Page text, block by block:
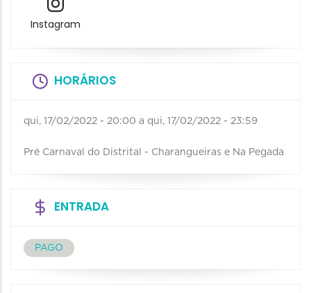
Instagram
HORÁRIOS
qui, 17/02/2022 - 20:00 a qui, 17/02/2022 - 23:59
Pré Carnaval do Distrital - Charangueiras e Na Pegada
ENTRADA
PAGO